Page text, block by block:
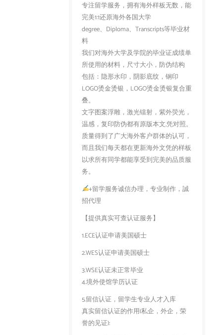
专注留学服务，拥有海外样板无数，能
完美1:1还原海外各国大学
degree、Diploma、Transcripts等毕业材
料
我们对海外大学及学院的毕业证成绩单
所使用的材料，尺寸大小，防伪结构
包括：隐形水印，阴影底纹，钢印
LOGO烫金烫银，LOGO烫金烫银复合重
叠。
文字图案浮雕，激光镭射，紫外荧光，
温感，复印防伪都有原版本文,凭对照。
质量得到了广大海外客户群体的认可，
而且我们每天都在更新海外文凭的样板
以求所有同学都能享受到完美的品质服
务。
+留学服务诚信办理，专业制作，誠
招代理
【提供真实可查认证服务】
1.ECE认证申请美国硕士
2.WES认证申请美国硕士
3.WSE认证未正常毕业
4.境外使馆学历认证
5.留信认证，留学生专业人才入库
真实留信认证的作用(私企，外企，荣
誉的见证):